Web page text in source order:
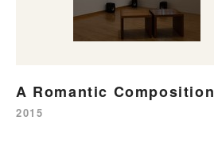
A Romantic Composition
2015